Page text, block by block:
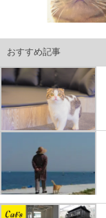
おすすめ記事